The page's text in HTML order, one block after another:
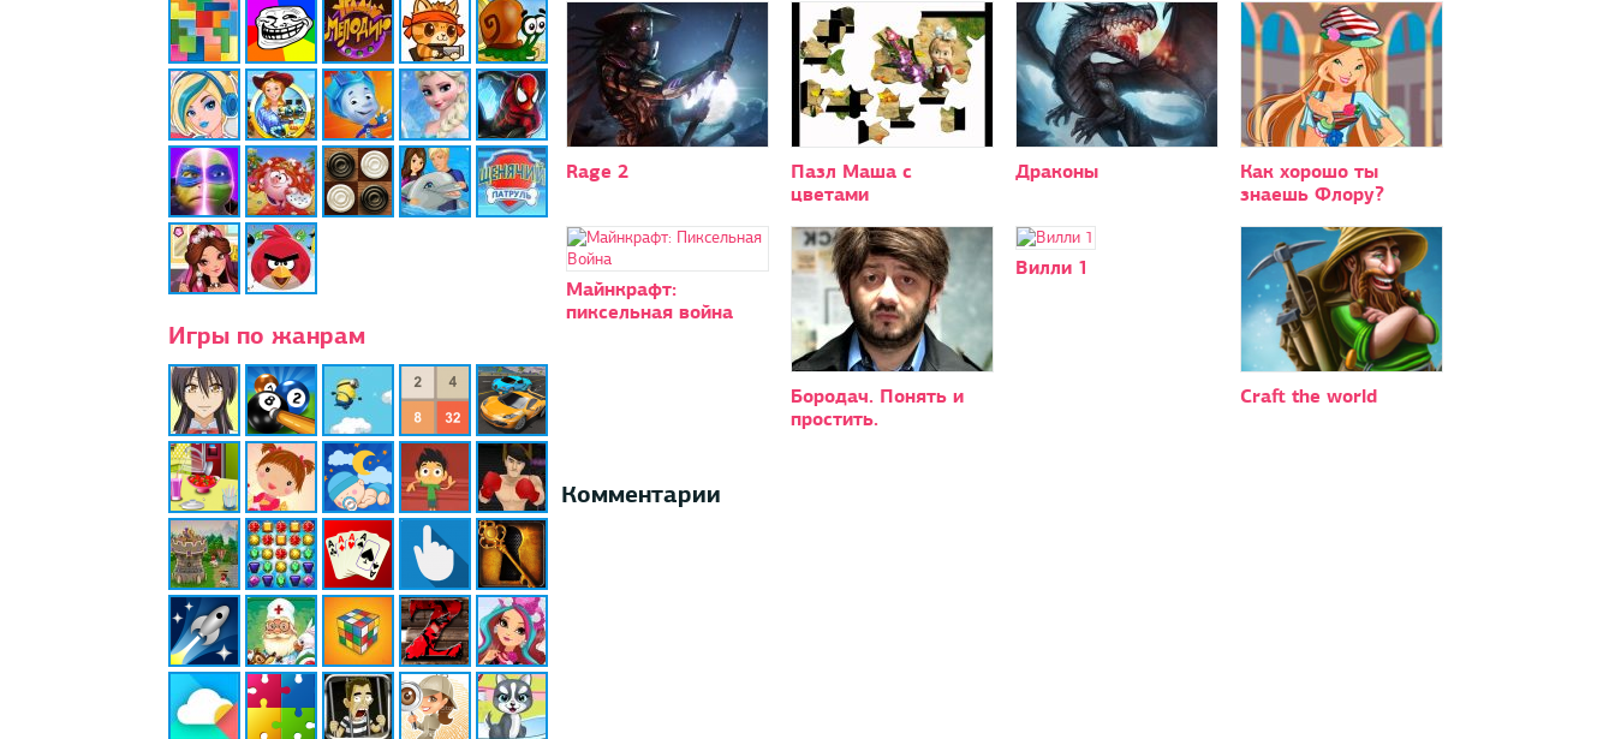
Игры по жанрам
Rage 2
Пазл Маша с
цветами
Драконы
Как хорошо ты
знаешь Флору?
Майнкрафт:
пиксельная война
Бородач. Понять и
простить.
Вилли 1
Craft the world
Комментарии